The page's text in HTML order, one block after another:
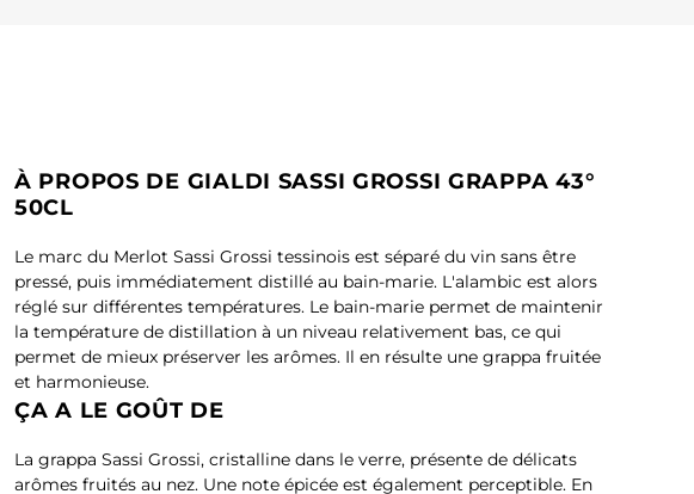
À PROPOS DE GIALDI SASSI GROSSI GRAPPA 43°
50CL
Le marc du Merlot Sassi Grossi tessinois est séparé du vin sans être
pressé, puis immédiatement distillé au bain-marie. L'alambic est alors
réglé sur différentes températures. Le bain-marie permet de maintenir
la température de distillation à un niveau relativement bas, ce qui
permet de mieux préserver les arômes. Il en résulte une grappa fruitée
et harmonieuse.
ÇA A LE GOÛT DE
La grappa Sassi Grossi, cristalline dans le verre, présente de délicats
arômes fruités au nez. Une note épicée est également perceptible. En